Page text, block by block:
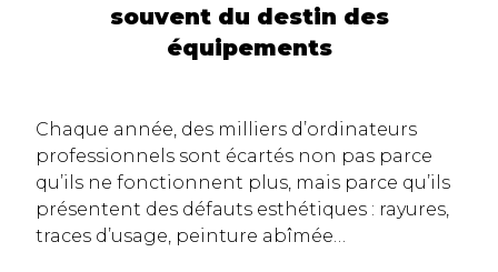
souvent du destin des
équipements
Chaque année, des milliers d’ordinateurs
professionnels sont écartés non pas parce
qu’ils ne fonctionnent plus, mais parce qu’ils
présentent des défauts esthétiques : rayures,
traces d’usage, peinture abîmée…